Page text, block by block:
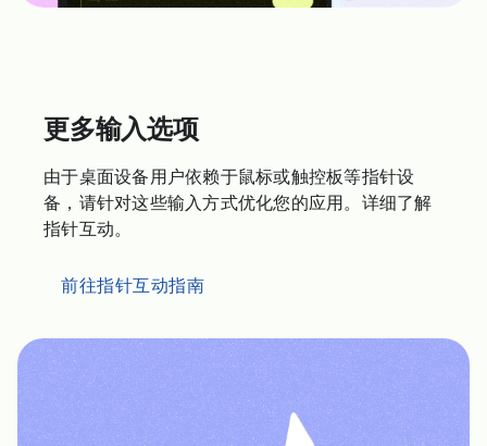
更多输入选项
由于桌面设备用户依赖于鼠标或触控板等指针设
备，请针对这些输入方式优化您的应用。详细了解
指针互动。
前往指针互动指南